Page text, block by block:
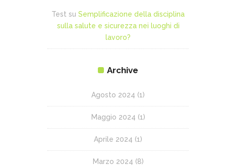
Test su Semplificazione della disciplina
sulla salute e sicurezza nei luoghi di
lavoro?
Archive
Agosto 2024 (1)
Maggio 2024 (1)
Aprile 2024 (1)
Marzo 2024 (8)